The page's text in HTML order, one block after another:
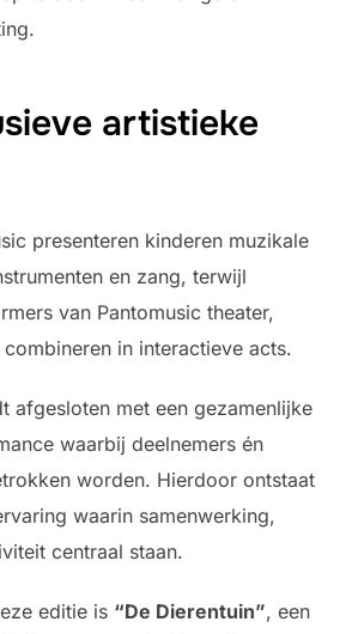
artistieke
presenteren kinderen muzikale
en zang, terwijl
van Pantomusic theater,
in interactieve acts.
afgesloten met een gezamenlijke
waarbij deelnemers én
worden. Hierdoor ontstaat
waarin samenwerking,
centraal staan.
editie is “De Dierentuin”, een